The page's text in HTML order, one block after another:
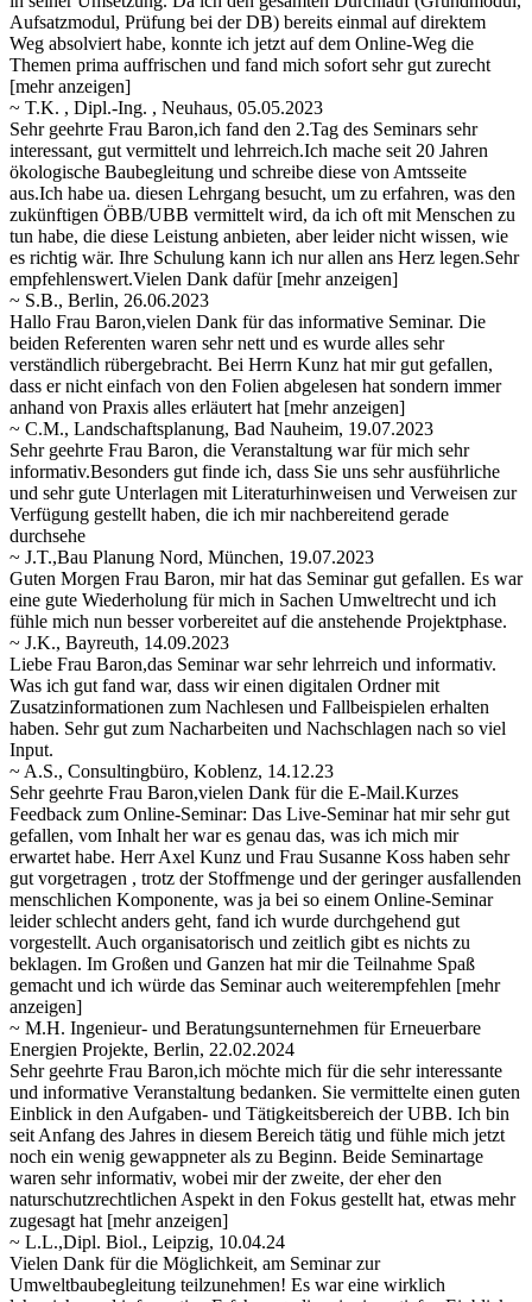
Aufsatzmodul, Prüfung bei der DB) bereits einmal auf direktem
Weg absolviert habe, konnte ich jetzt auf dem Online-Weg die
Themen prima auffrischen und fand mich sofort sehr gut zurecht
[mehr anzeigen]
~ T.K. , Dipl.-Ing. , Neuhaus, 05.05.2023
Sehr geehrte Frau Baron,ich fand den 2.Tag des Seminars sehr
interessant, gut vermittelt und lehrreich.Ich mache seit 20 Jahren
ökologische Baubegleitung und schreibe diese von Amtsseite
aus.Ich habe ua. diesen Lehrgang besucht, um zu erfahren, was den
zukünftigen ÖBB/UBB vermittelt wird, da ich oft mit Menschen zu
tun habe, die diese Leistung anbieten, aber leider nicht wissen, wie
es richtig wär. Ihre Schulung kann ich nur allen ans Herz legen.Sehr
empfehlenswert.Vielen Dank dafür [mehr anzeigen]
~ S.B., Berlin, 26.06.2023
Hallo Frau Baron,vielen Dank für das informative Seminar. Die
beiden Referenten waren sehr nett und es wurde alles sehr
verständlich rübergebracht. Bei Herrn Kunz hat mir gut gefallen,
dass er nicht einfach von den Folien abgelesen hat sondern immer
anhand von Praxis alles erläutert hat [mehr anzeigen]
~ C.M., Landschaftsplanung, Bad Nauheim, 19.07.2023
Sehr geehrte Frau Baron, die Veranstaltung war für mich sehr
informativ.Besonders gut finde ich, dass Sie uns sehr ausführliche
und sehr gute Unterlagen mit Literaturhinweisen und Verweisen zur
Verfügung gestellt haben, die ich mir nachbereitend gerade
durchsehe
~ J.T.,Bau Planung Nord, München, 19.07.2023
Guten Morgen Frau Baron, mir hat das Seminar gut gefallen. Es war
eine gute Wiederholung für mich in Sachen Umweltrecht und ich
fühle mich nun besser vorbereitet auf die anstehende Projektphase.
~ J.K., Bayreuth, 14.09.2023
Liebe Frau Baron,das Seminar war sehr lehrreich und informativ.
Was ich gut fand war, dass wir einen digitalen Ordner mit
Zusatzinformationen zum Nachlesen und Fallbeispielen erhalten
haben. Sehr gut zum Nacharbeiten und Nachschlagen nach so viel
Input.
~ A.S., Consultingbüro, Koblenz, 14.12.23
Sehr geehrte Frau Baron,vielen Dank für die E-Mail.Kurzes
Feedback zum Online-Seminar: Das Live-Seminar hat mir sehr gut
gefallen, vom Inhalt her war es genau das, was ich mich mir
erwartet habe. Herr Axel Kunz und Frau Susanne Koss haben sehr
gut vorgetragen , trotz der Stoffmenge und der geringer ausfallenden
menschlichen Komponente, was ja bei so einem Online-Seminar
leider schlecht anders geht, fand ich wurde durchgehend gut
vorgestellt. Auch organisatorisch und zeitlich gibt es nichts zu
beklagen. Im Großen und Ganzen hat mir die Teilnahme Spaß
gemacht und ich würde das Seminar auch weiterempfehlen [mehr
anzeigen]
~ M.H. Ingenieur- und Beratungsunternehmen für Erneuerbare
Energien Projekte, Berlin, 22.02.2024
Sehr geehrte Frau Baron,ich möchte mich für die sehr interessante
und informative Veranstaltung bedanken. Sie vermittelte einen guten
Einblick in den Aufgaben- und Tätigkeitsbereich der UBB. Ich bin
seit Anfang des Jahres in diesem Bereich tätig und fühle mich jetzt
noch ein wenig gewappneter als zu Beginn. Beide Seminartage
waren sehr informativ, wobei mir der zweite, der eher den
naturschutzrechtlichen Aspekt in den Fokus gestellt hat, etwas mehr
zugesagt hat [mehr anzeigen]
~ L.L.,Dipl. Biol., Leipzig, 10.04.24
Vielen Dank für die Möglichkeit, am Seminar zur
Umweltbaubegleitung teilzunehmen! Es war eine wirklich